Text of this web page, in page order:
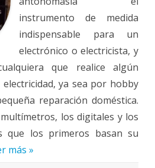
instrumento de medida
indispensable para un
electrónico o electricista, y
que realice algún
ya sea por hobby
reparación doméstica.
los digitales y los
que los primeros basan su
más »